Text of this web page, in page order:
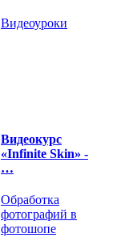
Видеоуроки
Видеокурс
«Infinite Skin» -
…
Обработка
фотографий в
фотошопе